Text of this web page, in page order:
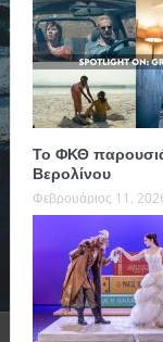
Το ΦΚΘ
Βερολίνου
Φεβρουάριος 11,